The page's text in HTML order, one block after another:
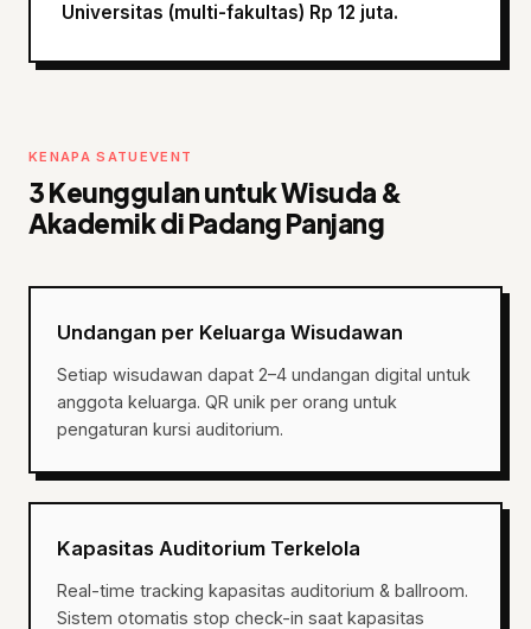
Universitas (multi-fakultas) Rp 12 juta.
KENAPA SATUEVENT
3 Keunggulan untuk Wisuda &
Akademik di Padang Panjang
Undangan per Keluarga Wisudawan
Setiap wisudawan dapat 2–4 undangan digital untuk
anggota keluarga. QR unik per orang untuk
pengaturan kursi auditorium.
Kapasitas Auditorium Terkelola
Real-time tracking kapasitas auditorium & ballroom.
Sistem otomatis stop check-in saat kapasitas